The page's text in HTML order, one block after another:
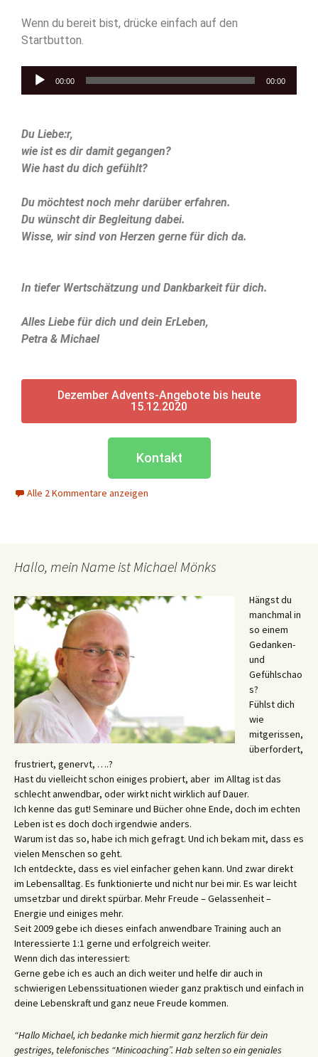
Wenn du bereit bist, drücke einfach auf den
Startbutton.
Audio-
00:00 00:00
Du Liebe:r,
wie ist es dir damit gegangen?
Wie hast du dich gefühlt?
Du möchtest noch mehr darüber erfahren.
Du wünscht dir Begleitung dabei.
Wisse, wir sind von Herzen gerne für dich da.
In tiefer Wertschätzung und Dankbarkeit für dich.
Alles Liebe für dich und dein ErLeben,
Petra & Michael
Dezember Advents-Angebote bis heute
15.12.2020
Kontakt
Alle 2 Kommentare anzeigen
Hallo, mein Name ist Michael Mönks
Hängst du
manchmal in
so einem
Gedanken-
und
Gefühlschao
s?
Fühlst dich
wie
mitgerissen,
überfordert,
frustriert, genervt, ….?
Hast du vielleicht schon einiges probiert, aber im Alltag ist das
schlecht anwendbar, oder wirkt nicht wirklich auf Dauer.
Ich kenne das gut! Seminare und Bücher ohne Ende, doch im echten
Leben ist es doch doch irgendwie anders.
Warum ist das so, habe ich mich gefragt. Und ich bekam mit, dass es
vielen Menschen so geht.
Ich entdeckte, dass es viel einfacher gehen kann. Und zwar direkt
im Lebensalltag. Es funktionierte und nicht nur bei mir. Es war leicht
umsetzbar und direkt spürbar. Mehr Freude – Gelassenheit –
Energie und einiges mehr.
Seit 2009 gebe ich dieses einfach anwendbare Training auch an
Interessierte 1:1 gerne und erfolgreich weiter.
Wenn dich das interessiert:
Gerne gebe ich es auch an dich weiter und helfe dir auch in
schwierigen Lebenssituationen wieder ganz praktisch und einfach in
deine Lebenskraft und ganz neue Freude kommen.
“Hallo Michael, ich bedanke mich hiermit ganz herzlich für dein
gestriges, telefonisches “Minicoaching”. Hab selten so ein geniales